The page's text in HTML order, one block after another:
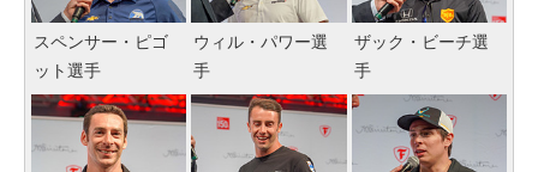
スペンサー・ピゴ
ット選手
ウィル・パワー選
手
ザック・ビーチ選
手